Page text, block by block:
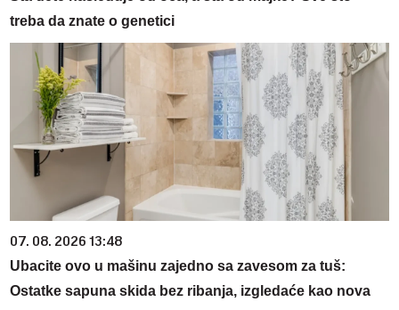
treba da znate o genetici
07. 08. 2026 13:48
Ubacite ovo u mašinu zajedno sa zavesom za tuš:
Ostatke sapuna skida bez ribanja, izgledaće kao nova